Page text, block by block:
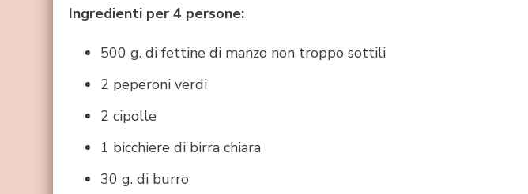
Ingredienti per 4 persone:
500 g. di fettine di manzo non troppo sottili
2 peperoni verdi
2 cipolle
1 bicchiere di birra chiara
30 g. di burro